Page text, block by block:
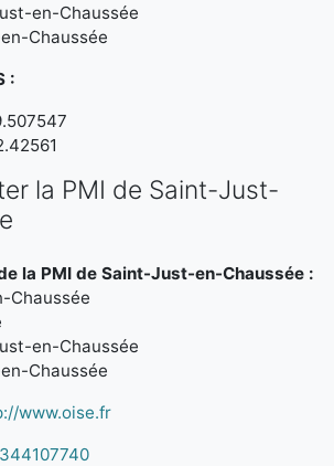
en-Chaussée
Chaussée
:
la PMI de Saint-Just-
la PMI de Saint-Just-en-Chaussée :
Chaussée
en-Chaussée
Chaussée
www.oise.fr